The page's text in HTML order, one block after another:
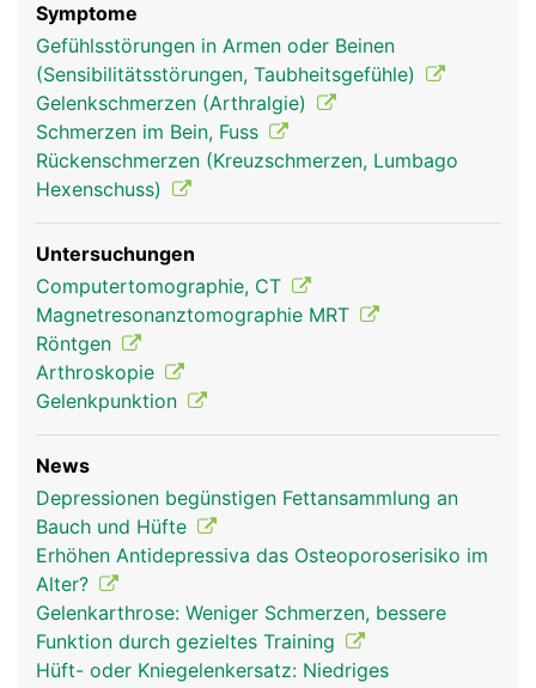
Hüftgelenk Mann
Symptome
Gefühlsstörungen in Armen oder Beinen
(Sensibilitätsstörungen, Taubheitsgefühle)
Gelenkschmerzen (Arthralgie)
Schmerzen im Bein, Fuss
Rückenschmerzen (Kreuzschmerzen, Lumbago
Hexenschuss)
Untersuchungen
Computertomographie, CT
Magnetresonanztomographie MRT
Röntgen
Arthroskopie
Gelenkpunktion
News
Depressionen begünstigen Fettansammlung an
Bauch und Hüfte
Erhöhen Antidepressiva das Osteoporoserisiko im
Alter?
Gelenkarthrose: Weniger Schmerzen, bessere
Funktion durch gezieltes Training
Hüft- oder Kniegelenkersatz: Niedriges